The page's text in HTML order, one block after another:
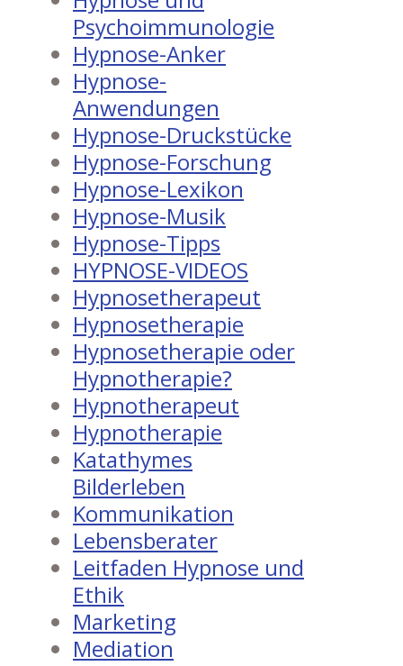
Psychoimmunologie
Hypnose-Anker
Hypnose-
Anwendungen
Hypnose-Druckstücke
Hypnose-Forschung
Hypnose-Lexikon
Hypnose-Musik
Hypnose-Tipps
HYPNOSE-VIDEOS
Hypnosetherapeut
Hypnosetherapie
Hypnosetherapie oder
Hypnotherapie?
Hypnotherapeut
Hypnotherapie
Katathymes
Bilderleben
Kommunikation
Lebensberater
Leitfaden Hypnose und
Ethik
Marketing
Mediation